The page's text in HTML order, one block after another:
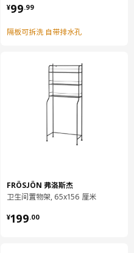
50 厘米
¥99.99
¥ 99.99
隔板可拆洗 自带排水孔
FRÖSJÖN 弗洛斯杰
卫生间置物架, 65x156 厘米
¥199.00
¥ 199.00